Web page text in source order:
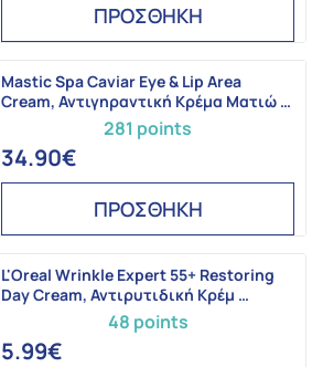
ΠΡΟΣΘΗΚΗ
281 points
Mastic Spa Caviar Eye & Lip Area
Cream, Αντιγηραντική Κρέμα Ματιώ …
34.90€
ΠΡΟΣΘΗΚΗ
48 points
L'Oreal Wrinkle Expert 55+ Restoring
Day Cream, Αντιρυτιδική Κρέμ …
5.99€